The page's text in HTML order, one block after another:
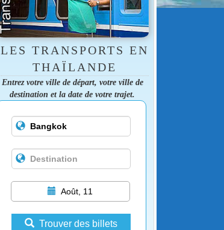
LES TRANSPORTS EN
THAÏLANDE
Entrez votre ville de départ, votre ville de
destination et la date de votre trajet.
Août, 11
Trouver des billets